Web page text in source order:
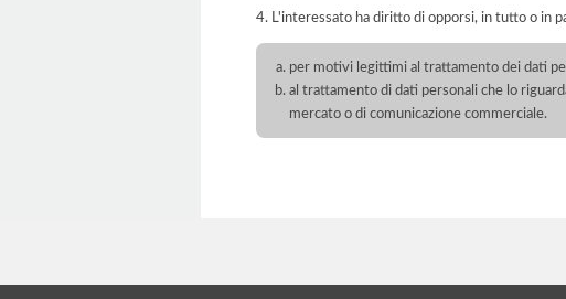
4. L'interessato ha diritto di opporsi, in tutto o in
per motivi legittimi al trattamento dei dati
al trattamento di dati personali che lo
mercato o di comunicazione commerciale.